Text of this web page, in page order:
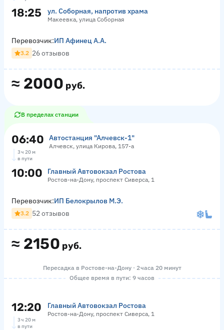
18:25 ул. Соборная, напротив храма
Макеевка, улица Соборная
≈ 2000 руб.
Перевозчик:ИП Афинец А.А.
3.2 26 отзывов
В пределах станции
06:40 Автостанция "Алчевск-1"
Алчевск, улица Кирова, 157-а
3 ч 20 м
в пути
10:00 Главный Автовокзал Ростова
Ростов-на-Дону, проспект Сиверса, 1
≈ 2150 руб.
Перевозчик:ИП Белокрылов М.Э.
3.2 52 отзывов
Пересадка в Ростове-на-Дону · 2 часа 20 минут
Общее время в пути: 9 часов
12:20 Главный Автовокзал Ростова
Ростов-на-Дону, проспект Сиверса, 1
3 ч 20 м
в пути